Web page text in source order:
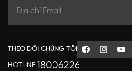
THEO DÕI CHÚNG TÔI
HOTLINE:18006226